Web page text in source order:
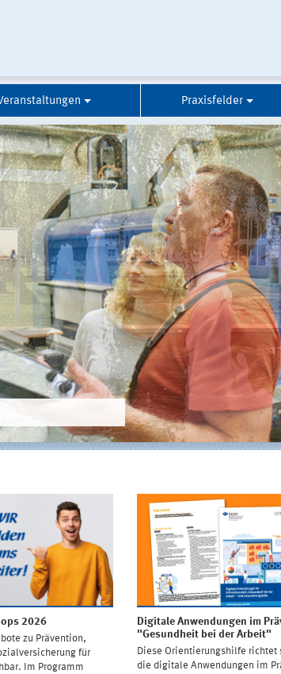
Praxisfelder
2026
zu Prävention,
für
Im Programm
Digitale Anwendungen im
"Gesundheit bei der Arbeit"
Diese Orientierungshilfe richtet
die digitale Anwendungen im